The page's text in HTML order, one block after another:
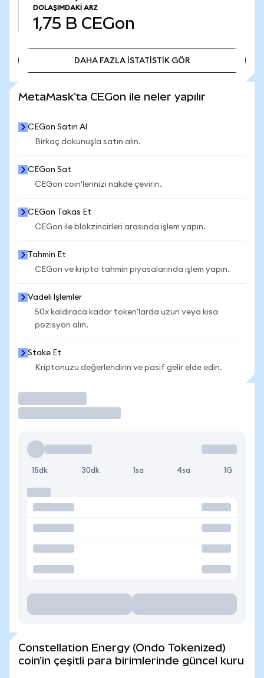
DOLAŞIMDAKI ARZ
1,75 B CEGon
DAHA FAZLA İSTATİSTİK GÖR
MetaMask'ta CEGon ile neler yapılır
CEGon Satın Al
Birkaç dokunuşla satın alın.
CEGon Sat
CEGon coin'lerinizi nakde çevirin.
CEGon Takas Et
CEGon ile blokzincirleri arasında işlem yapın.
Tahmin Et
CEGon ve kripto tahmin piyasalarında işlem yapın.
Vadeli İşlemler
50x kaldıraca kadar token'larda uzun veya kısa
pozisyon alın.
Stake Et
Kriptonuzu değerlendirin ve pasif gelir elde edin.
15dk 30dk 1sa 4sa 1G
Constellation Energy (Ondo Tokenized)
coin'in çeşitli para birimlerinde güncel kuru